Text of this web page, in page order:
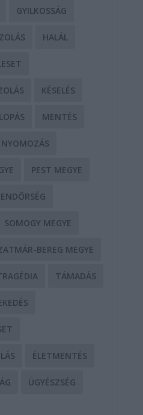
GYILKOSSÁG
HALÁL
KÉSELÉS
LOPÁS MENTÉS
NYOMOZÁS
PEST MEGYE
SOMOGY MEGYE
BEREG MEGYE
TÁMADÁS
ÉLETMENTÉS
ÜGYÉSZSÉG